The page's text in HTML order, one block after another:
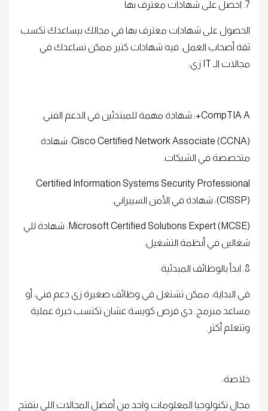
7. احصل على شهادات معترف بها
الحصول على شهادات معترف بها في مجالك بيساعدك تكسب
ثقة أصحاب العمل. فيه شهادات كتير ممكن تساعدك في
مجالات الـ IT زي:
CompTIA A+: شهادة مهمة للمبتدئين في الدعم الفني.
Cisco Certified Network Associate (CCNA): شهادة
متخصصة في الشبكات.
Certified Information Systems Security Professional
(CISSP): شهادة في الأمن السيبراني.
Microsoft Certified Solutions Expert (MCSE): شهادة للي
شغالين في أنظمة التشغيل.
8. ابدأ بالوظائف المبدئية
في البداية، ممكن تشتغل في وظائف صغيرة زي دعم فني، أو
مساعد مبرمج. دي فرص كويسة عشان تكتسب خبرة عملية
وتتعلم أكتر.
خلاصة:
مجال تكنولوجيا المعلومات واحد من أفضل المجالات اللي بتفتح